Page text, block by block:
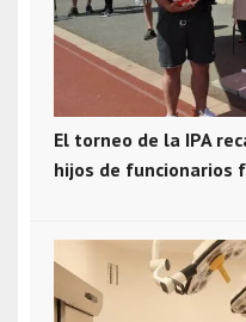
El torneo de la IPA
hijos de funcionarios